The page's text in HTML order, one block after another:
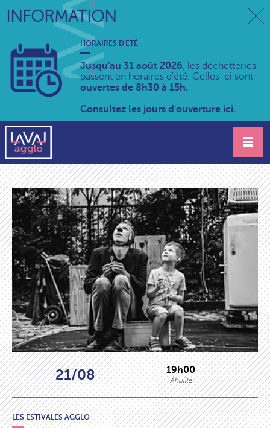
INFORMATION
HORAIRES D'ÉTÉ
Jusqu'au 31 août 2026, les déchetteries
passent en horaires d'été. Celles-ci sont
ouvertes de 8h30 à 15h.
Consultez les jours d'ouverture ici.
21/08 19h00
Ahuillé
LES ESTIVALES AGGLO